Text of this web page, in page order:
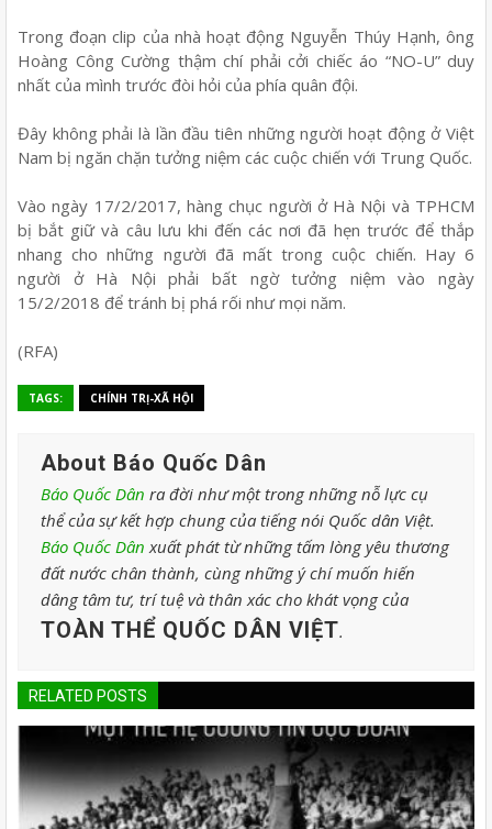
Trong đoạn clip của nhà hoạt động Nguyễn Thúy Hạnh, ông
Hoàng Công Cường thậm chí phải cởi chiếc áo “NO-U” duy
nhất của mình trước đòi hỏi của phía quân đội.
Đây không phải là lần đầu tiên những người hoạt động ở Việt
Nam bị ngăn chặn tưởng niệm các cuộc chiến với Trung Quốc.
Vào ngày 17/2/2017, hàng chục người ở Hà Nội và TPHCM
bị bắt giữ và câu lưu khi đến các nơi đã hẹn trước để thắp
nhang cho những người đã mất trong cuộc chiến. Hay 6
người ở Hà Nội phải bất ngờ tưởng niệm vào ngày
15/2/2018 để tránh bị phá rối như mọi năm.
(RFA)
TAGS: CHÍNH TRỊ-XÃ HỘI
About Báo Quốc Dân
Báo Quốc Dân ra đời như một trong những nỗ lực cụ
thể của sự kết hợp chung của tiếng nói Quốc dân Việt.
Báo Quốc Dân xuất phát từ những tấm lòng yêu thương
đất nước chân thành, cùng những ý chí muốn hiến
dâng tâm tư, trí tuệ và thân xác cho khát vọng của
TOÀN THỂ QUỐC DÂN VIỆT.
RELATED POSTS